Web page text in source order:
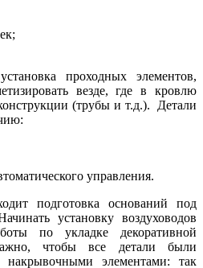
проходных элементов,
везде, где в кровлю
(трубы и т.д.). Детали
управления.
подготовка оснований под
установку воздуховодов
по укладке декоративной
чтобы все детали были
элементами: так